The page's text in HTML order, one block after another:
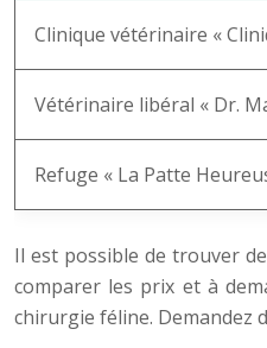
Clinique vétérinaire «
Vétérinaire libéral « Dr.
Refuge « La Patte
Il est possible de trouver
comparer les prix et à
chirurgie féline. Demandez